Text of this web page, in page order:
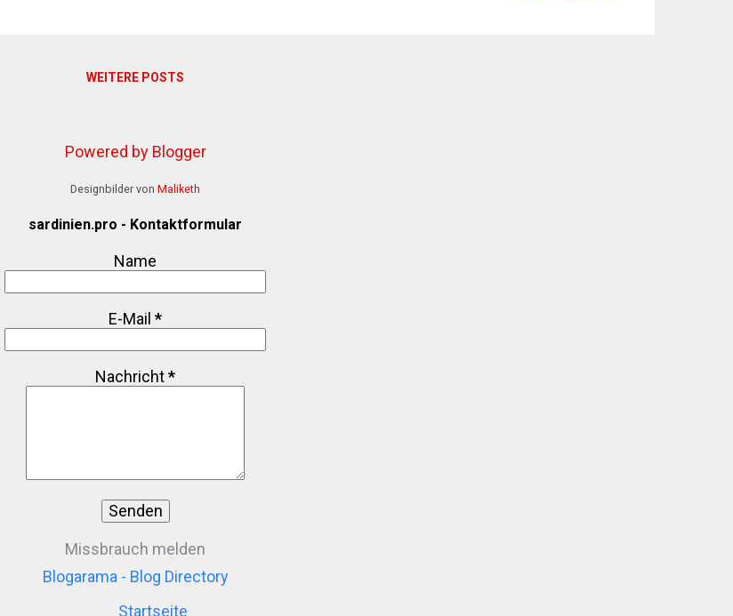
WEITERE POSTS
Powered by Blogger
Designbilder von Maliketh
sardinien.pro - Kontaktformular
Name
E-Mail *
Nachricht*
Missbrauch melden
Blogarama - Blog Directory
Startseite